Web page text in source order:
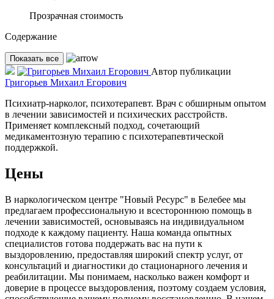
Прозрачная стоимость
Содержание
Показать все
Автор публикации
Григорьев Михаил Егорович
Психиатр-нарколог, психотерапевт. Врач с обширным опытом
в лечении зависимостей и психических расстройств.
Применяет комплексный подход, сочетающий
медикаментозную терапию с психотерапевтической
поддержкой.
Цены
В наркологическом центре "Новый Ресурс" в Белебее мы
предлагаем профессиональную и всестороннюю помощь в
лечении зависимостей, основываясь на индивидуальном
подходе к каждому пациенту. Наша команда опытных
специалистов готова поддержать вас на пути к
выздоровлению, предоставляя широкий спектр услуг, от
консультаций и диагностики до стационарного лечения и
реабилитации. Мы понимаем, насколько важен комфорт и
доверие в процессе выздоровления, поэтому создаем условия,